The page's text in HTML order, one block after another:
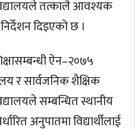
तत्कालै आवश्यक
दिइएको छ ।
ऐन–२०७५
र सार्वजनिक शैक्षिक
सम्बन्धित स्थानीय
अनुपातमा विद्यार्थीलाई